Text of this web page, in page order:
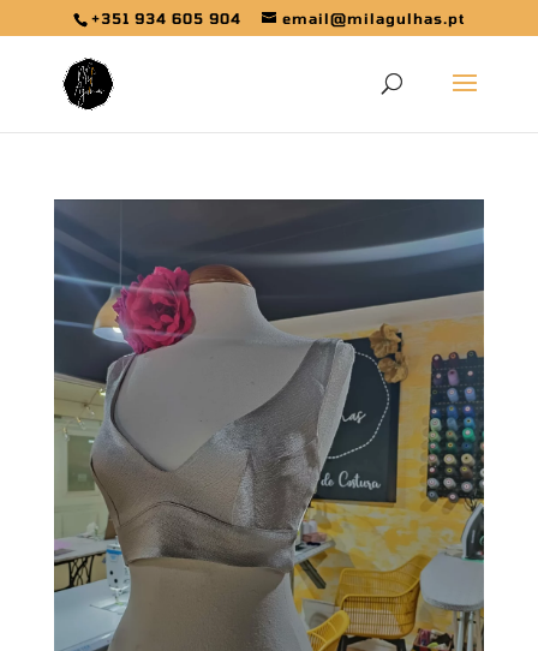
+351 934 605 904 email@milagulhas.pt